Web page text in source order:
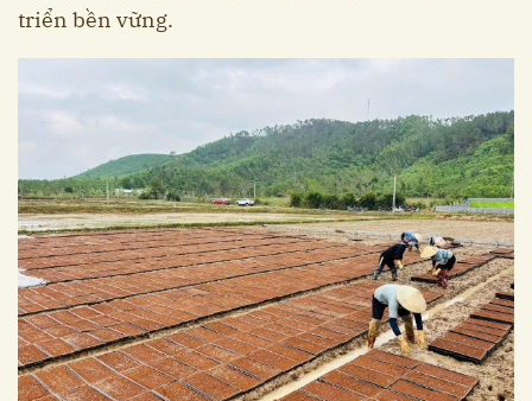
triển bền vững.